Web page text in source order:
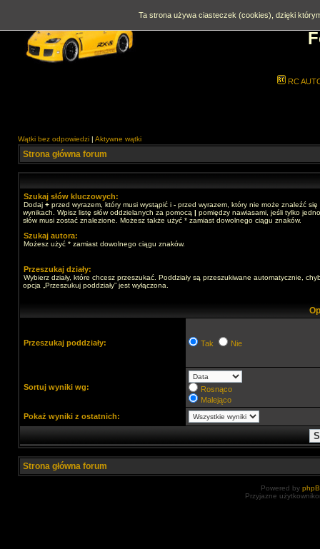
RC
Wątki bez odpowiedzi | Aktywne wątki
Strona główna forum
Szukaj słów kluczowych:
Dodaj + przed wyrazem, który musi wystąpić i - przed wyrazem, który nie może znaleźć się
wynikach. Wpisz listę słów oddzielanych za pomocą | pomiędzy nawiasami, jeśli tylko
słów musi zostać znalezione. Możesz także użyć * zamiast dowolnego ciągu znaków.
Szukaj autora:
Możesz użyć * zamiast dowolnego ciągu znaków.
Przeszukaj działy:
Wybierz działy, które chcesz przeszukać. Poddziały są przeszukiwane automatycznie,
opcja „Przeszukuj poddziały” jest wyłączona.
Przeszukaj poddziały: Tak Nie
Sortuj wyniki wg:
Rosnąco
Malejąco
Pokaż wyniki z ostatnich:
Strona główna forum
Powered by
Przyjazne
Ta strona używa ciasteczek (cookies), dzięki